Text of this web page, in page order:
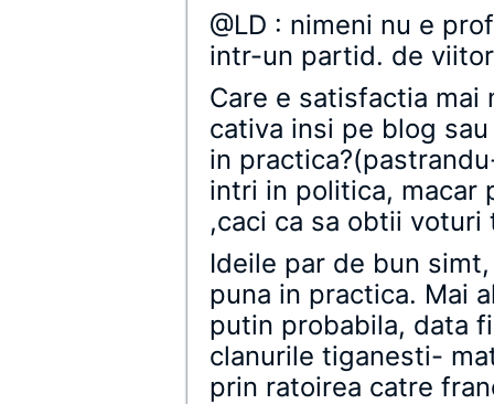
@LD : nimeni nu e
intr-un partid. de
Care e satisfactia mai
cativa insi pe blog
in
intri in politica, macar
,caci ca sa obtii
Ideile par de bun
puna in practica. Mai
putin probabila, data
clanurile tiganesti-
prin ratoirea catre